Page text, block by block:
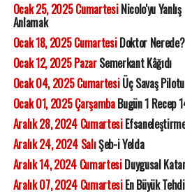
Ocak 25, 2025 CumartesiNicolo'yu Yanlış
Anlamak
Ocak 18, 2025 CumartesiDoktor Nerede?
Ocak 12, 2025 PazarSemerkant Kâğıdı
Ocak 04, 2025 CumartesiÜç Savaş Pilotu
Ocak 01, 2025 ÇarşambaBugün 1 Recep
Aralık 28, 2024 Cumartesi
Aralık 24, 2024 SalıŞeb-i Yelda
Aralık 14, 2024 CumartesiDuygusal
Aralık 07, 2024 CumartesiEn Büyük